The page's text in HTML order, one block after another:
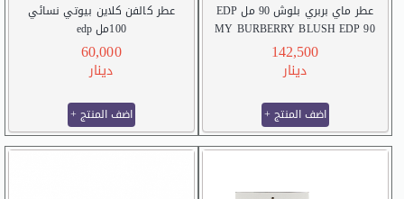
عطر كالفن كلاين بيوتي نسائي
100مل edp
Calvin Klein Beauty perfume for her
100ml edp
60,000
دينار
+ اضف المنتج
عطر ماي بربري بلوش 90 مل EDP
MY BURBERRY BLUSH EDP 90
M.L
142,500
دينار
+ اضف المنتج